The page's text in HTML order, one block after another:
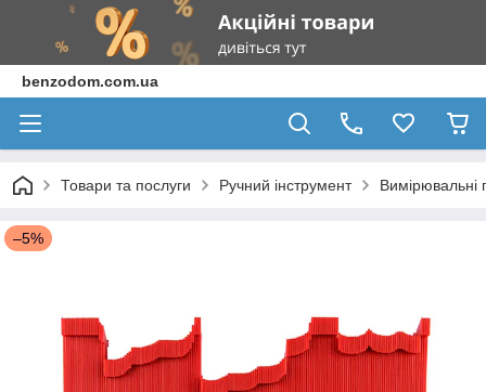
benzodom.com.ua
Товари та послуги Ручний інструмент Вимірювальні
–5%